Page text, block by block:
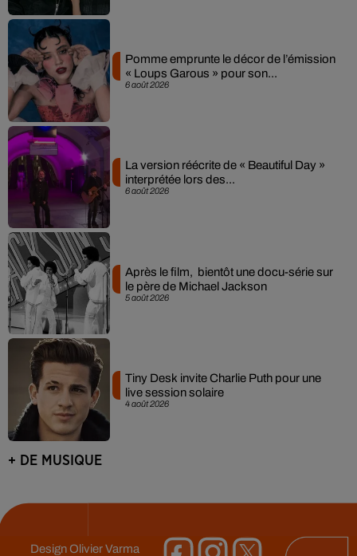
6 août 2026
Pomme emprunte le décor de l’émission
« Loups Garous » pour son...
6 août 2026
La version réécrite de « Beautiful Day »
interprétée lors des...
5 août 2026
Après le film, bientôt une docu-série sur
le père de Michael Jackson
4 août 2026
Tiny Desk invite Charlie Puth pour une
live session solaire
+ DE MUSIQUE
DesignOlivier Varma